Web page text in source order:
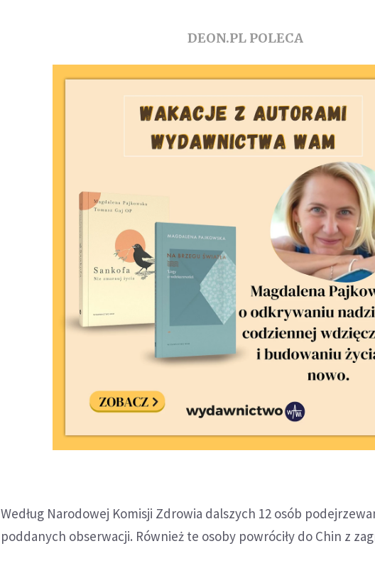
DEON.PL POLECA
Według Narodowej Komisji Zdrowia dalszych 12 osób
poddanych obserwacji. Również te osoby powróciły do Chin z